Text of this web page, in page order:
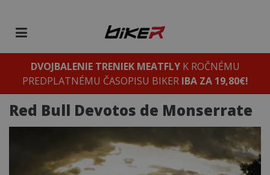
DVOJBALENIE TRENIEK MEATFLYK ROČNÉMU
PREDPLATNÉMU ČASOPISU BIKER IBA ZA 19,80€!
Red Bull Devotos de Monserrate